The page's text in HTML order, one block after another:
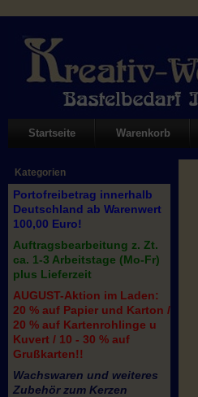
Startseite Warenkorb
Kategorien
Portofreibetrag innerhalb
Deutschland ab Warenwert
100,00 Euro!
Auftragsbearbeitung z. Zt.
ca. 1-3 Arbeitstage (Mo-Fr)
plus Lieferzeit
AUGUST-Aktion im Laden:
20 % auf Papier und Karton /
20 % auf Kartenrohlinge u
Kuvert / 10 - 30 % auf
Grußkarten!!
Wachswaren und weiteres
Zubehör zum Kerzen